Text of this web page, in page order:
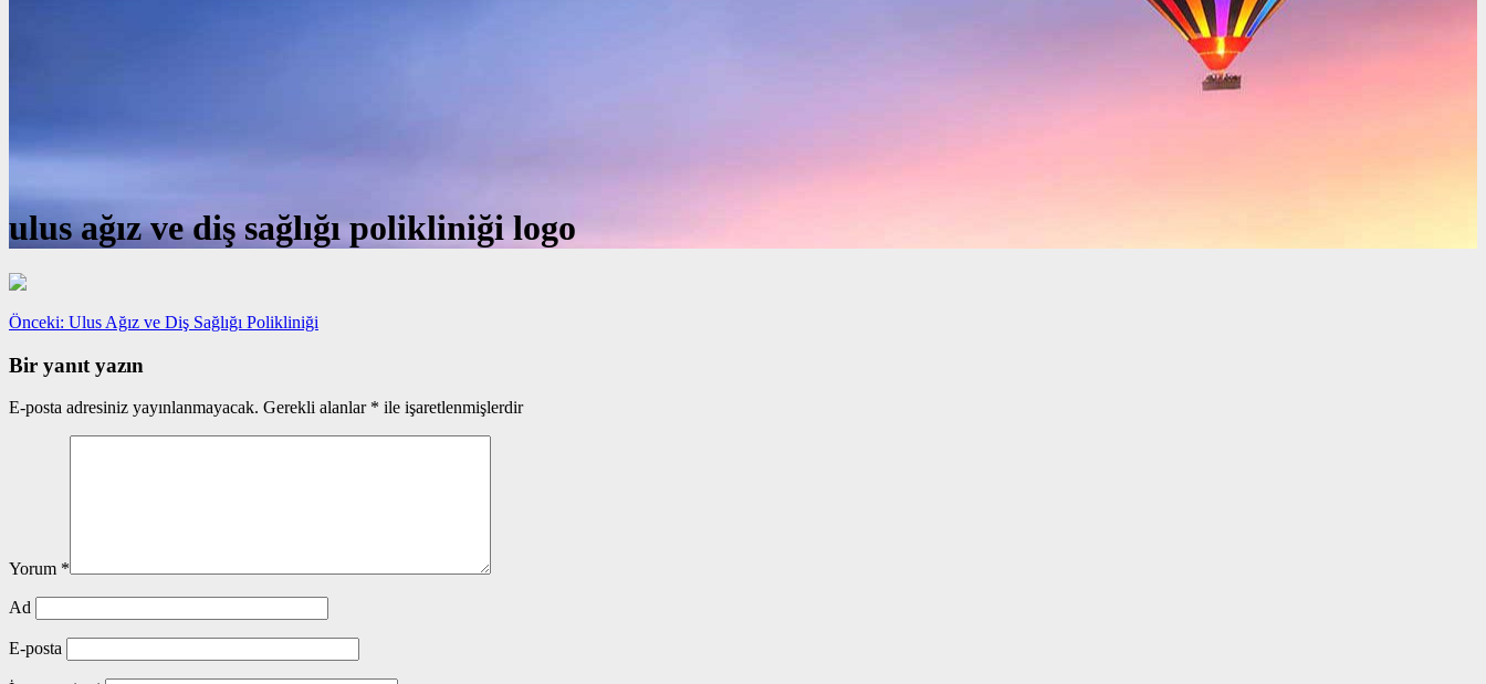
ulus ağız ve diş sağlığı polikliniği logo
Yazı
gezinmesi
Önceki: Önceki
Ulus Ağız ve Diş Sağlığı Polikliniği
Bir yanıt yazın
E-posta adresiniz yayınlanmayacak. Gerekli alanlar * ile işaretlenmişlerdir
Yorum *
Ad
E-posta